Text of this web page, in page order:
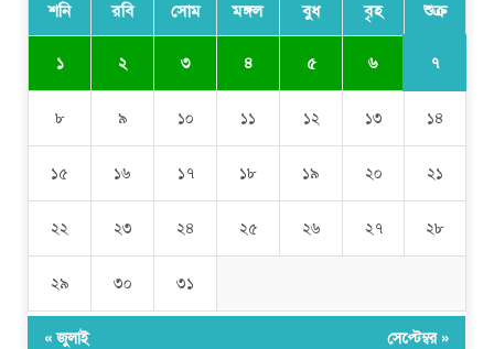
শনি রবি সোম মঙ্গল বুধ বৃহ শুক্র
১ ২ ৩ ৪ ৫ ৬ ৭
৮ ৯ ১০ ১১ ১২ ১৩ ১৪
১৫ ১৬ ১৭ ১৮ ১৯ ২০ ২১
২২ ২৩ ২৪ ২৫ ২৬ ২৭ ২৮
২৯ ৩০ ৩১
« জুলাই সেপ্টেম্বর »